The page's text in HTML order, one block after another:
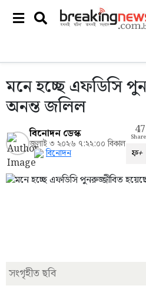
মনে হচ্ছে এফডিসি
অনন্ত জলিল
বিনোদন ডেস্ক
জুলাই ৩ ২০২৬ ৭:২২:০০ বিকাল
বিনোদন
47
ফ+
সংগৃহীত ছবি